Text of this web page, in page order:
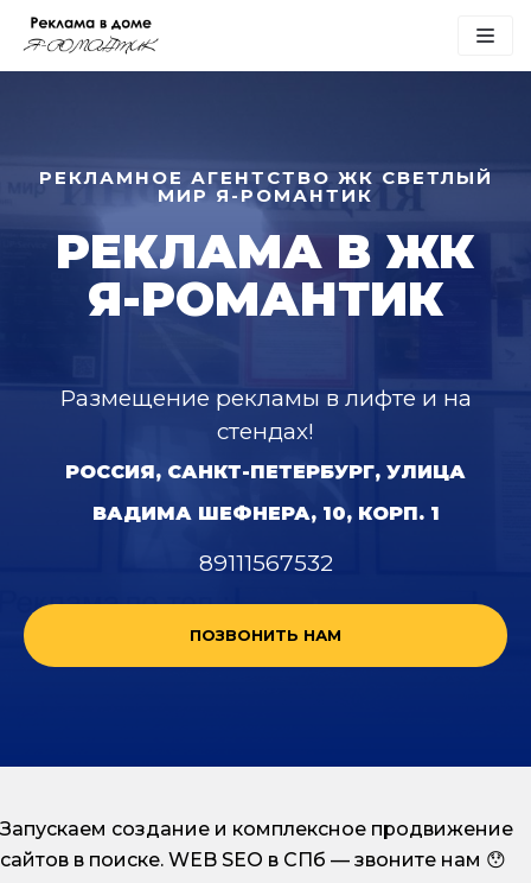
Перейти
к
РЕКЛАМНОЕ АГЕНТСТВО ЖК СВЕТЛЫЙ
МИР Я-РОМАНТИК
РЕКЛАМА В ЖК
Я-РОМАНТИК
Размещение рекламы в лифте и на
стендах!
РОССИЯ, САНКТ-ПЕТЕРБУРГ, УЛИЦА
ВАДИМА ШЕФНЕРА, 10, КОРП. 1
89111567532
ПОЗВОНИТЬ НАМ
Запускаем создание и комплексное продвижение
сайтов в поиске. WEB SEO в СПб — звоните нам 😯